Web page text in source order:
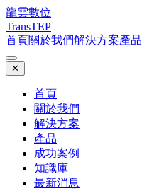
龍雲數位
TransTEP
首頁關於我們解決方案產品
✕
首頁
關於我們
解決方案
產品
成功案例
知識庫
最新消息